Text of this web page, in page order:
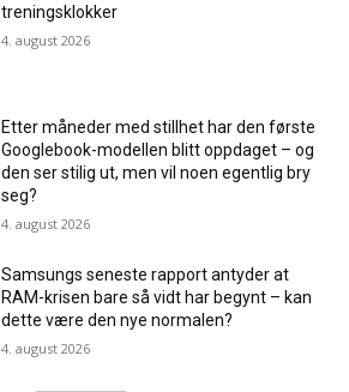
treningsklokker
4. august 2026
Etter måneder med stillhet har den første
Googlebook-modellen blitt oppdaget – og
den ser stilig ut, men vil noen egentlig bry
seg?
4. august 2026
Samsungs seneste rapport antyder at
RAM-krisen bare så vidt har begynt – kan
dette være den nye normalen?
4. august 2026